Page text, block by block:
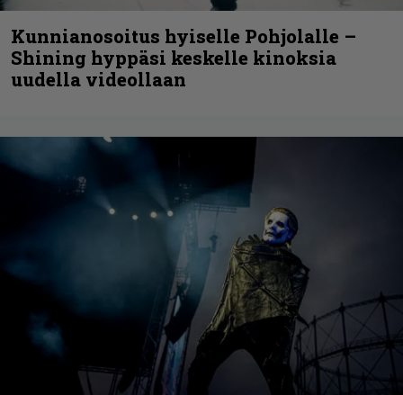
Kunnianosoitus hyiselle Pohjolalle –
Shining hyppäsi keskelle kinoksia
uudella videollaan